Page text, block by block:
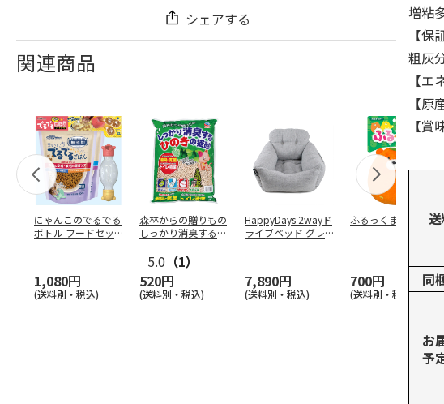
シェアする
関連商品
にゃんこのでるでる
ボトル フードセッ
1,080円
(送料別・税込)
森林からの贈りもの
しっかり消臭するひ
5.0 （1）
520円
(送料別・税込)
HappyDays 2wayド
ライブベッド グレ
7,890円
(送料別・税込)
ふるっくま みかん
700円
(送料別・税込)
増粘
【
粗灰
【
【
【
同
お
予